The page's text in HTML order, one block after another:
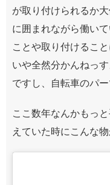
が取り付けられるか
に囲まれながら働い
ことや取り付けるこ
いや全然分かんねっ
ですし、自転車のパ
ここ数年なんかもっ
えていた時にこんな